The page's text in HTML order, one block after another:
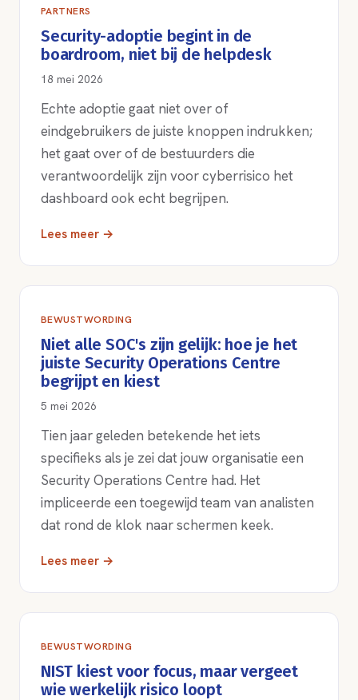
PARTNERS
Security-adoptie begint in de
boardroom, niet bij de helpdesk
18 mei 2026
Echte adoptie gaat niet over of
eindgebruikers de juiste knoppen indrukken;
het gaat over of de bestuurders die
verantwoordelijk zijn voor cyberrisico het
dashboard ook echt begrijpen.
Lees meer →
BEWUSTWORDING
Niet alle SOC's zijn gelijk: hoe je het
juiste Security Operations Centre
begrijpt en kiest
5 mei 2026
Tien jaar geleden betekende het iets
specifieks als je zei dat jouw organisatie een
Security Operations Centre had. Het
impliceerde een toegewijd team van analisten
dat rond de klok naar schermen keek.
Lees meer →
BEWUSTWORDING
NIST kiest voor focus, maar vergeet
wie werkelijk risico loopt